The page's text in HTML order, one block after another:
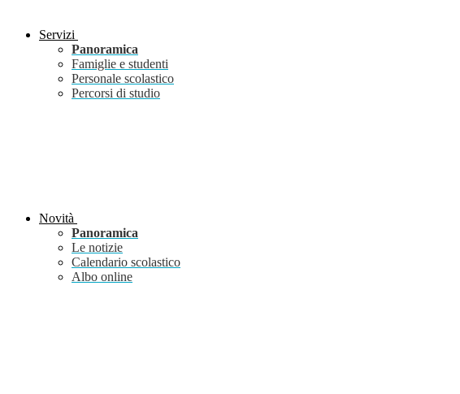
Servizi
Panoramica
Famiglie e studenti
Personale scolastico
Percorsi di studio
Novità
Panoramica
Le notizie
Calendario scolastico
Albo online